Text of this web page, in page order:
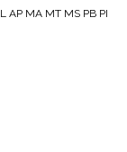
AP MA MT MS PB PI